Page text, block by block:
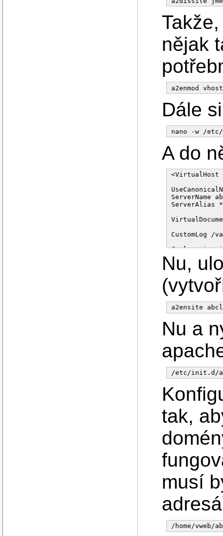
nějak
Dále
A do
<VirtualHost
ServerName
ServerAlias
CustomLog /
# vlozeni
#Include /
RewriteLog
Nu,
Nu a
tak,
musí